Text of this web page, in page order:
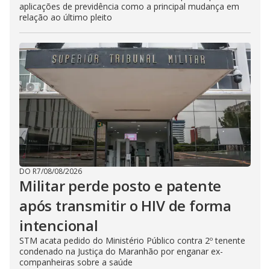
aplicações de previdência como a principal mudança em
relação ao último pleito
DO R7/08/08/2026
Militar perde posto e patente
após transmitir o HIV de forma
intencional
STM acata pedido do Ministério Público contra 2º tenente
condenado na Justiça do Maranhão por enganar ex-
companheiras sobre a saúde